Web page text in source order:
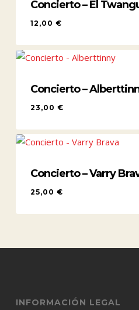
Concierto – El
12,00 €
Concierto –
23,00 €
Concierto – Varry
25,00 €
INFORMACIÓN LEGAL